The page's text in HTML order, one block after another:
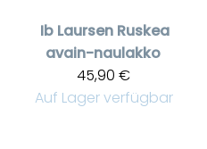
Ib Laursen Ruskea
avain-naulakko
45,90 €
Auf Lager verfügbar